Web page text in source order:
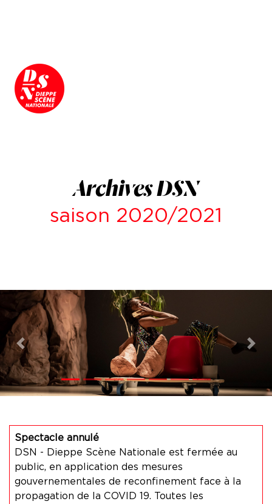
Archives DSN
saison 2020/2021
Previous
Spectacle annulé
DSN - Dieppe Scène Nationale est fermée au
public, en application des mesures
gouvernementales de reconfinement face à la
propagation de la COVID 19. Toutes les